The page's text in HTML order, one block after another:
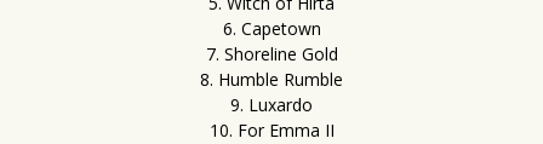
6. Capetown
7. Shoreline Gold
8. Humble Rumble
9. Luxardo
10. For Emma II